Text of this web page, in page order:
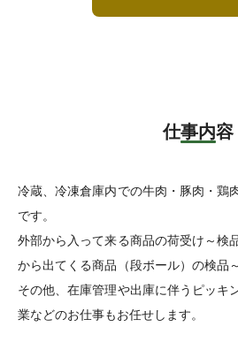
仕事内容
冷蔵、冷凍倉庫内での牛肉・豚肉・鶏
です。
外部から入って来る商品の荷受け～検
から出てくる商品（段ボール）の検品
その他、在庫管理や出庫に伴うピッキ
業などのお仕事もお任せします。